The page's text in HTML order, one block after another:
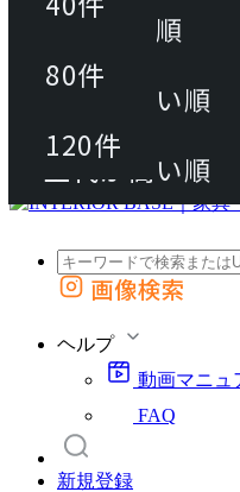
動画マニュアル
FAQ
カート
外部サイトの商品をカート
画像検索
ヘルプ
動画マニュ
FAQ
新規登録
80件
120件
おすすめ順
上代が安い順
上代が高い順
80件
120件